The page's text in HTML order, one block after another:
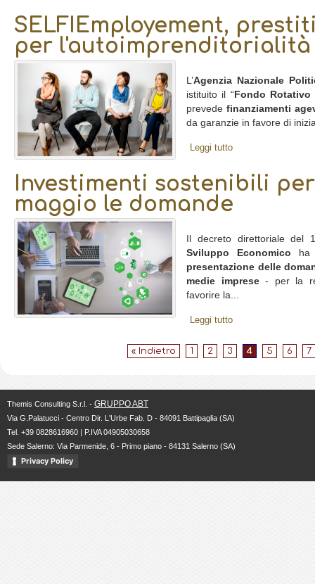
SELFIEmployement,
per l'autoimprenditorialità
L’Agenzia Nazionale
istituito il “ Fondo Rotativo
prevedefinanziamenti
da garanzie in favore di
Leggi tutto
Investimenti sostenibili per
maggio le domande
Il decreto direttoriale
Sviluppo Economico ha
presentazione delle
medie imprese- per la
favorire la...
Leggi tutto
« Indietro 1 2 3 4 5 6 7
Themis Consulting S.r.l. - GRUPPO ABT
Via G.Palatucci - Centro Dir. L'Urbe Fab. D - 84091 Battipaglia (SA)
Tel. +39 0828616960 | P.IVA 04905030658
Sede Salerno: Via Parmenide, 6 - Primo piano - 84131 Salerno (SA)
Privacy Policy